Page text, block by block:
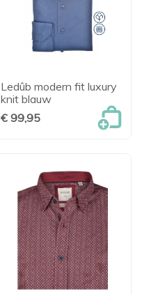
Ledûb modern fit luxury
knit blauw
€ 99,95